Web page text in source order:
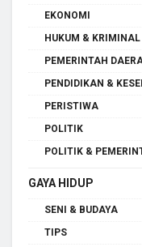
EKONOMI
HUKUM & KRIMINAL
PEMERINTAH
PENDIDIKAN &
PERISTIWA
POLITIK
POLITIK &
GAYA HIDUP
SENI & BUDAYA
TIPS